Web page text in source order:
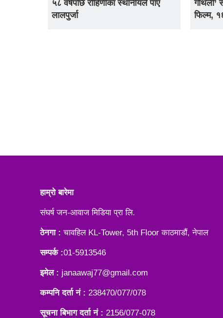
५८ वर्षपछि रोहिणीका स्थानीयले पाए
लालपुर्जा
गौंथली’
फिल्म,
हाम्रो बारेमा
संघर्ष जन-आवाज मिडिया प्रा लि.
ठेनगा : चावहिल KL-Tower, 5th Floor काठमाडौं, नेपाल
सम्पर्क :01-5913546
इमेल : janaawaj77@gmail.com
कम्पनि दर्ता नं : 238470/077/078
सूचना बिभाग दर्ता नं : 2156/077-078